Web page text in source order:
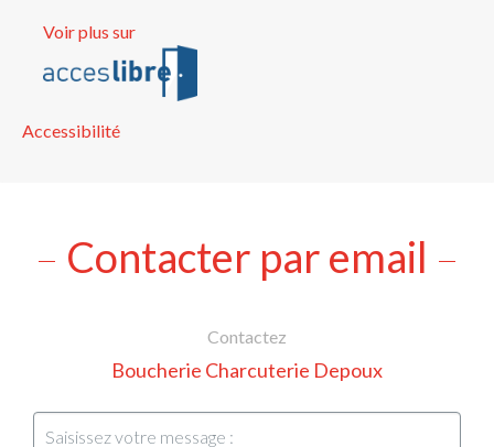
Voir plus sur
Accessibilité
Contacter par email
Contactez
Boucherie Charcuterie Depoux